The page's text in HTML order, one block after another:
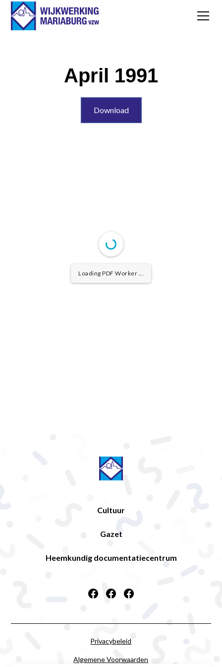
April 1991
Download
Loading PDF Worker ...
Cultuur
Gazet
Heemkundig documentatiecentrum
Privacybeleid
Algemene Voorwaarden